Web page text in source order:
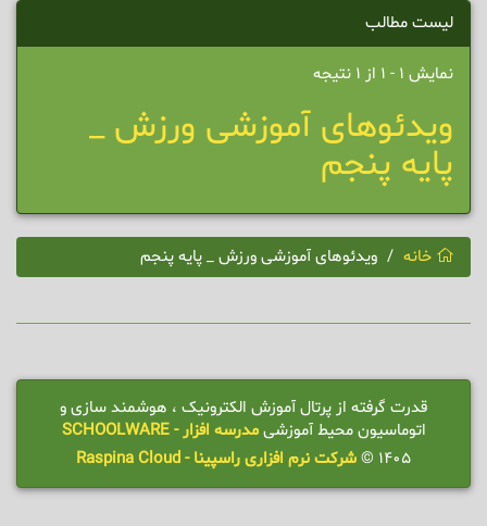
لیست مطالب
نمایش 1 - 1 از 1 نتیجه
ویدئوهای آموزشی ورزش _
پایه پنجم
خانه ویدئوهای آموزشی ورزش _ پایه پنجم
قدرت گرفته از پرتال آموزش الکترونیک ، هوشمند سازی و
اتوماسیون محیط آموزشیمدرسه افزار - SCHOOLWARE
1405 ©
شرکت نرم افزاری راسپینا - Raspina Cloud